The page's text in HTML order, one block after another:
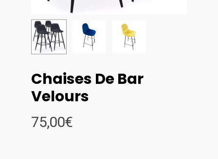
Chaises De Bar
Velours
75,00€